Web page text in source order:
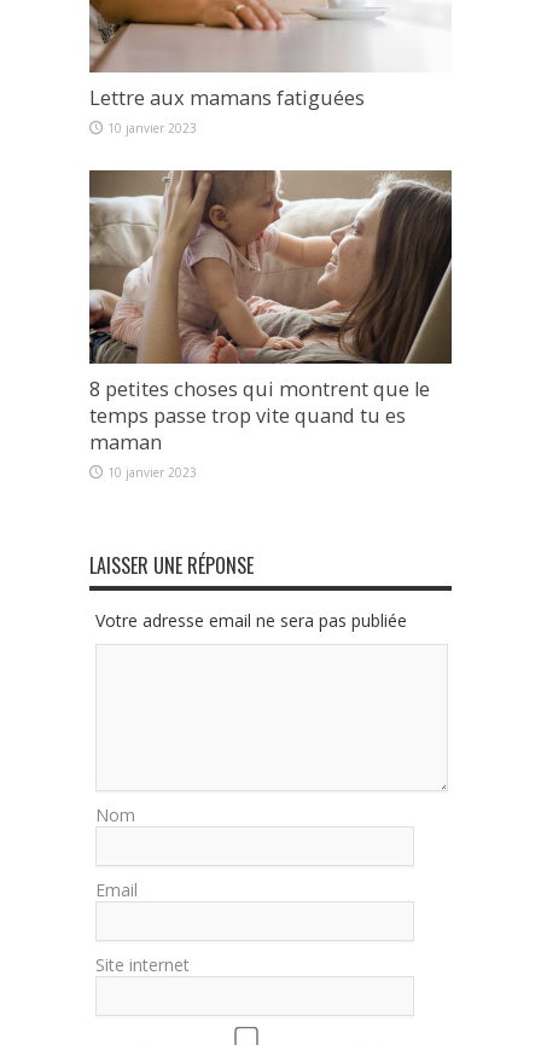
Lettre aux mamans fatiguées
10 janvier 2023
8 petites choses qui montrent que le
temps passe trop vite quand tu es
maman
10 janvier 2023
LAISSER UNE RÉPONSE
Votre adresse email ne sera pas publiée
Nom
Email
Site internet